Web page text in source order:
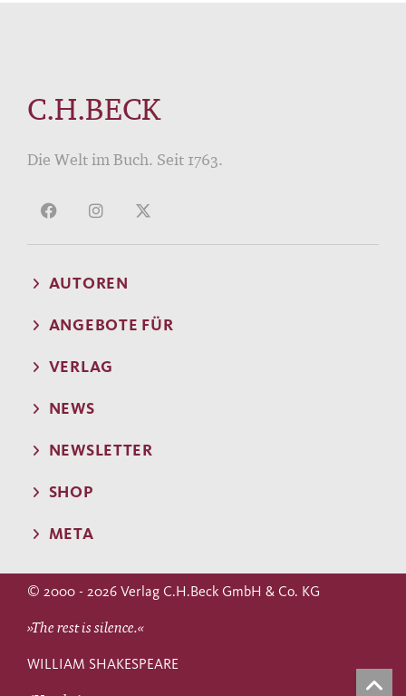
C.H.BECK
Die Welt im Buch. Seit 1763.
AUTOREN
ANGEBOTE FÜR
VERLAG
NEWS
NEWSLETTER
SHOP
META
© 2000 - 2026 Verlag C.H.Beck GmbH & Co. KG
»The rest is silence.«
WILLIAM SHAKESPEARE